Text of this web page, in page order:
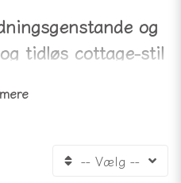
og
tidløs cottage-stil
detaljer med et blødt og
-- Vælg --